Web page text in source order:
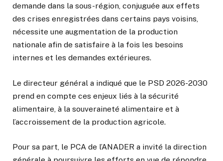
demande dans la sous-région, conjuguée aux effets
des crises enregistrées dans certains pays voisins,
nécessite une augmentation de la production
nationale afin de satisfaire à la fois les besoins
internes et les demandes extérieures.
Le directeur général a indiqué que le PSD 2026-2030
prend en compte ces enjeux liés à la sécurité
alimentaire, à la souveraineté alimentaire et à
l’accroissement de la production agricole.
Pour sa part, le PCA de l’ANADER a invité la direction